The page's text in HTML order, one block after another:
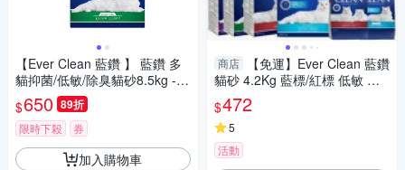
【Ever Clean 藍鑽 】 藍鑽 多
貓抑菌/低敏/除臭貓砂8.5kg -(
除臭/ 抑味/ 凝結/長效淨味21
天)
$650 89折
限時下殺 券
加入購物車
商店
【免運】Ever Clean 藍鑽
貓砂 4.2Kg 藍標/紅標 低敏 多
貓 礦砂 貓砂『寵喵樂旗艦店』
$472
5
活動